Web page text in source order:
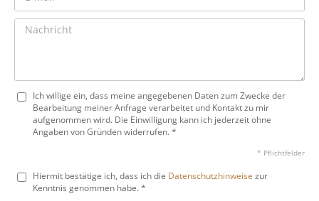
Ich willige ein, dass meine angegebenen Daten zum Zwecke der
Bearbeitung meiner Anfrage verarbeitet und Kontakt zu mir
aufgenommen wird. Die Einwilligung kann ich jederzeit ohne
Angaben von Gründen widerrufen. *
* Pflichtfelder
Hiermit bestätige ich, dass ich die Datenschutzhinweise zur
Kenntnis genommen habe. *